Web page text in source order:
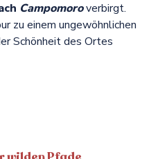
Campomoroverbirgt.
zu einem ungewöhnlichen
Schönheit des Ortes